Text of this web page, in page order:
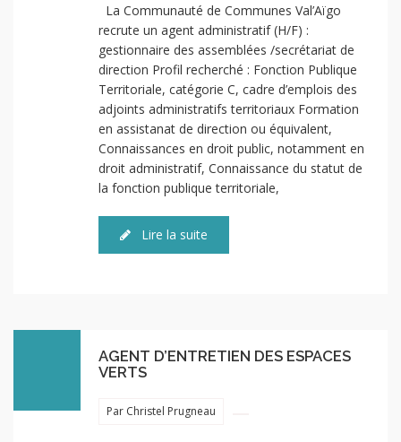
La Communauté de Communes Val’Aïgo
recrute un agent administratif (H/F) :
gestionnaire des assemblées /secrétariat de
direction Profil recherché : Fonction Publique
Territoriale, catégorie C, cadre d’emplois des
adjoints administratifs territoriaux Formation
en assistanat de direction ou équivalent,
Connaissances en droit public, notamment en
droit administratif, Connaissance du statut de
la fonction publique territoriale,
Lire la suite
AGENT D’ENTRETIEN DES ESPACES
VERTS
Par Christel Prugneau